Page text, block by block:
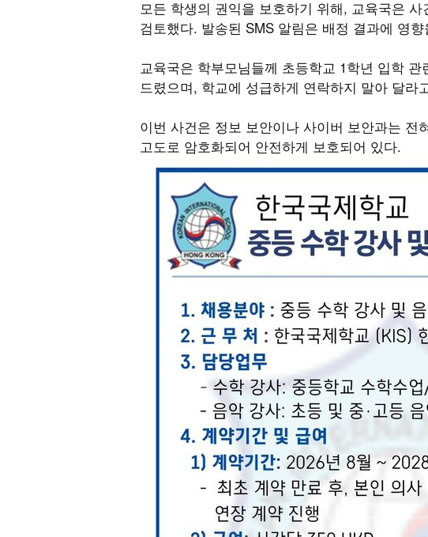
모든 학생의 권익을 보호하기 위해, 교육국은
검토했다. 발송된 SMS 알림은 배정 결과에 영
교육국은 학부모님들께 초등학교 1학년 입학
드렸으며, 학교에 성급하게 연락하지 말아 달라
이번 사건은 정보 보안이나 사이버 보안과는
고도로 암호화되어 안전하게 보호되어 있다.